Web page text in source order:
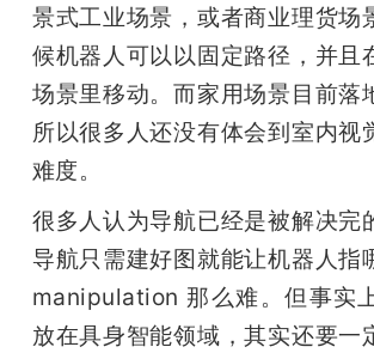
景式工业场景，或者商业理货场
候机器人可以以固定路径，并且
场景里移动。而家用场景目前落
所以很多人还没有体会到室内视
难度。
很多人认为导航已经是被解决完
导航只需建好图就能让机器人指
manipulation 那么难。但事实
放在具身智能领域，其实还要一